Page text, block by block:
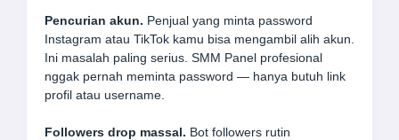
Pencurian akun. Penjual yang minta password
Instagram atau TikTok kamu bisa mengambil alih akun.
Ini masalah paling serius. SMM Panel profesional
nggak pernah meminta password — hanya butuh link
profil atau username.
Followers drop massal. Bot followers rutin